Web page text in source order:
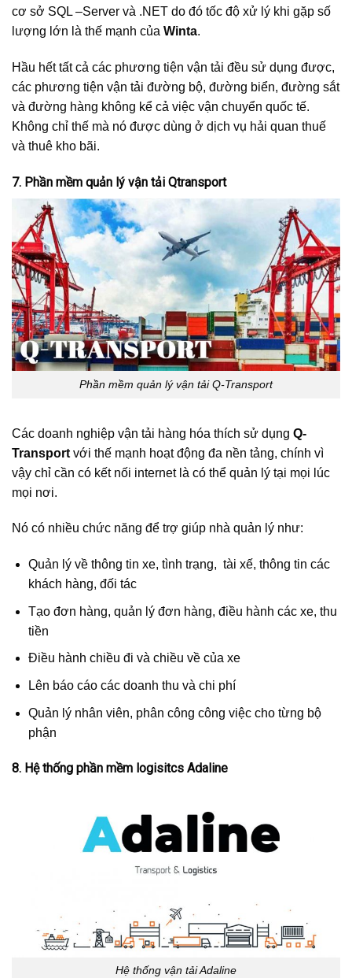
cơ sở SQL –Server và .NET do đó tốc độ xử lý khi gặp số
lượng lớn là thế mạnh của Winta.
Hầu hết tất cả các phương tiện vận tải đều sử dụng được,
các phương tiện vận tải đường bộ, đường biển, đường sắt
và đường hàng không kể cả việc vận chuyển quốc tế.
Không chỉ thế mà nó được dùng ở dịch vụ hải quan thuế
và thuê kho bãi.
7. Phần mềm quản lý vận tải Qtransport
Phần mềm quản lý vận tải Q-Transport
Các doanh nghiệp vận tải hàng hóa thích sử dụng Q-
Transport với thế mạnh hoạt động đa nền tảng, chính vì
vậy chỉ cần có kết nối internet là có thể quản lý tại mọi lúc
mọi nơi.
Nó có nhiều chức năng để trợ giúp nhà quản lý như:
Quản lý về thông tin xe, tình trạng, tài xế, thông tin các
khách hàng, đối tác
Tạo đơn hàng, quản lý đơn hàng, điều hành các xe, thu
tiền
Điều hành chiều đi và chiều về của xe
Lên báo cáo các doanh thu và chi phí
Quản lý nhân viên, phân công công việc cho từng bộ
phận
8. Hệ thống phần mềm logisitcs Adaline
Hệ thống vận tải Adaline